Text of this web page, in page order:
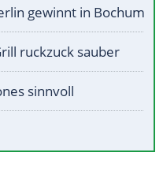
gewinnt in Bochum
ruckzuck sauber
sinnvoll